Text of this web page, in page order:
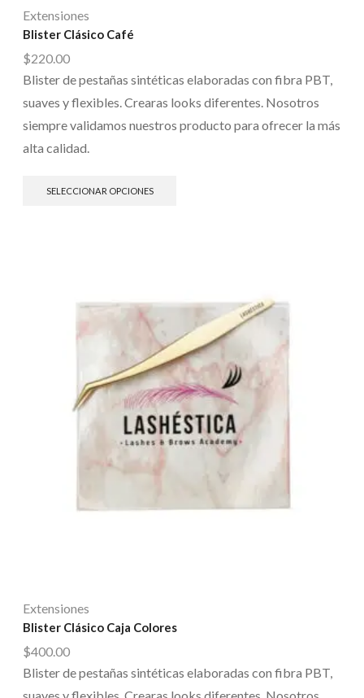
Extensiones
Blister Clásico Café
$220.00
Blister de pestañas sintéticas elaboradas con fibra PBT,
suaves y flexibles. Crearas looks diferentes. Nosotros
siempre validamos nuestros producto para ofrecer la más
alta calidad.
SELECCIONAR OPCIONES
Extensiones
Blister Clásico Caja Colores
$400.00
Blister de pestañas sintéticas elaboradas con fibra PBT,